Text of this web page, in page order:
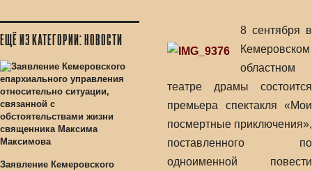
ЕЩЁ ИЗ КАТЕГОРИИ: НОВОСТИ
Заявление Кемеровского
8 сентября в
Кемеровском
областном
театре драмы состоится
премьера спектакля «Мои
посмертные приключения»,
поставленного по
одноименной повести